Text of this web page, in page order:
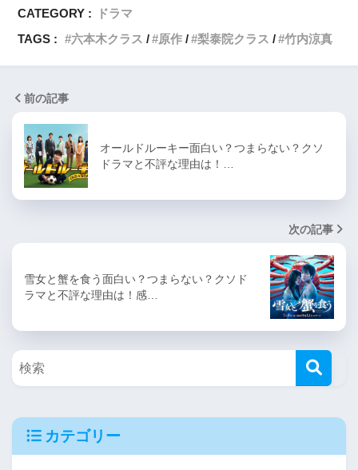
CATEGORY :
ドラマ
TAGS :
六本木クラス 原作 梨泰院クラス 竹内涼真
前の記事
オールドルーキー面白い？つまらない？クソ
ドラマと不評な理由は！…
次の記事
雪女と蟹を食う面白い？つまらない？クソド
ラマと不評な理由は！感…
カテゴリー